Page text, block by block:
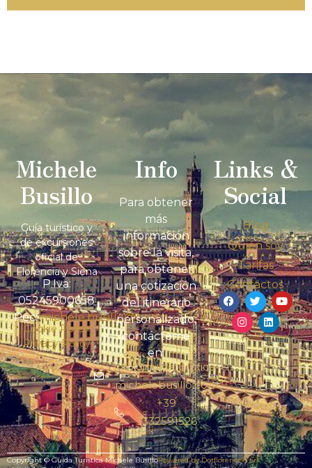
Michele
Busillo
Guía turístico y
de excursiones
oficial de
Florencia y Siena
P.Iva:
05245900658
Pec:michele.busillo@pec.it
Cookie Policy
Privacy Policy
Info
Para obtener
más
información
sobre la visita,
para obtener
una cotización
del itinerario
personalizado,
contácteme
en:
info@guidaturistica-
michelebusillo.com
+39
3332591526
Links &
Social
Blog
Quién soy
Tarifas
Contactos
Copyright © Guida Turistica Michele BusilloPowered by Dotflorence® Srl